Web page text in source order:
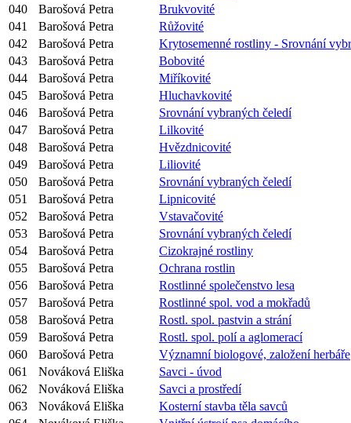
040
Barošová Petra
Brukvovité
041
Barošová Petra
Růžovité
042
Barošová Petra
Krytosemenné rostliny - Srovnání
043
Barošová Petra
Bobovité
044
Barošová Petra
Miříkovité
045
Barošová Petra
Hluchavkovité
046
Barošová Petra
Srovnání vybraných čeledí
047
Barošová Petra
Lilkovité
048
Barošová Petra
Hvězdnicovité
049
Barošová Petra
Liliovité
050
Barošová Petra
Srovnání vybraných čeledí
051
Barošová Petra
Lipnicovité
052
Barošová Petra
Vstavačovité
053
Barošová Petra
Srovnání vybraných čeledí
054
Barošová Petra
Cizokrajné rostliny
055
Barošová Petra
Ochrana rostlin
056
Barošová Petra
Rostlinné společenstvo lesa
057
Barošová Petra
Rostlinné spol. vod a mokřadů
058
Barošová Petra
Rostl. spol. pastvin a strání
059
Barošová Petra
Rostl. spol. polí a aglomerací
060
Barošová Petra
Významní biologové, založení herbáře
061
Nováková Eliška
Savci - úvod
062
Nováková Eliška
Savci a prostředí
063
Nováková Eliška
Kosterní stavba těla savců